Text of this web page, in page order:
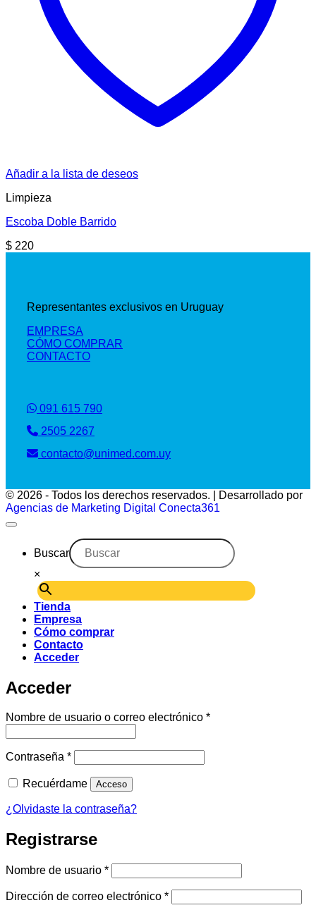
Añadir a la lista de deseos
Limpieza
Escoba Doble Barrido
$ 220
Representantes exclusivos en Uruguay
EMPRESA
CÓMO COMPRAR
CONTACTO
091 615 790
2505 2267
contacto@unimed.com.uy
© 2026 - Todos los derechos reservados. | Desarrollado por
Agencias de Marketing Digital Conecta361
Buscar
×
Tienda
Empresa
Cómo comprar
Contacto
Acceder
Acceder
Nombre de usuario o correo electrónico *Obligatorio
Contraseña *Obligatorio
Recuérdame Acceso
¿Olvidaste la contraseña?
Registrarse
Nombre de usuario *Obligatorio
Dirección de correo electrónico *Obligatorio